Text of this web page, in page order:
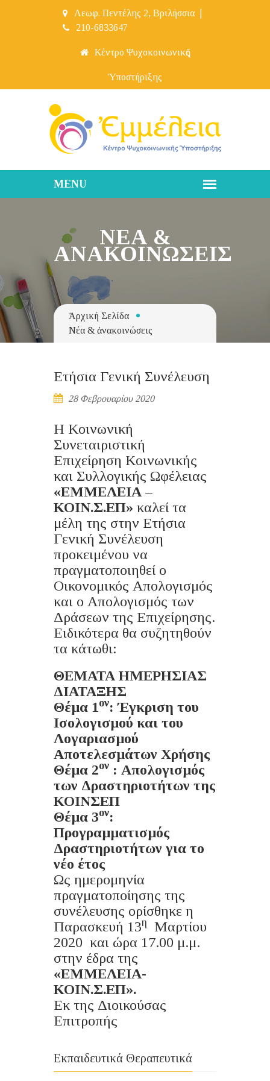
Λεωφ. Πεντέλης 2, Βριλήσσια
210-6833647
Κέντρο Ψυχοκοινωνικῆς
Ὑποστήριξης
ΝΕΑ &
ἈΝΑΚΟΙΝΩΣΕΙΣ
Ἀρχική Σελίδα
Νέα & ἀνακοινώσεις
Ετήσια Γενική Συνέλευση
28 Φεβρουαρίου 2020
H Κοινωνική
Συνεταιριστική
Επιχείρηση Κοινωνικής
και Συλλογικής Ωφέλειας
«ΕΜΜΕΛΕΙΑ –
ΚΟΙΝ.Σ.ΕΠ» καλεί τα
μέλη της στην Ετήσια
Γενική Συνέλευση
προκειμένου να
πραγματοποιηθεί ο
Οικονομικός Απολογισμός
και ο Απολογισμός των
Δράσεων της Επιχείρησης.
Ειδικότερα θα συζητηθούν
τα κάτωθι:
ΘΕΜΑΤΑ ΗΜΕΡΗΣΙΑΣ
ΔΙΑΤΑΞΗΣ
Θέμα 1 ον: Έγκριση του
Ισολογισμού και του
Λογαριασμού
Αποτελεσμάτων Χρήσης
Θέμα 2ον : Απολογισμός
των Δραστηριοτήτων της
ΚΟΙΝΣΕΠ
Θέμα 3ον:
Προγραμματισμός
Δραστηριοτήτων για το
νέο έτος
Ως ημερομηνία
πραγματοποίησης της
συνέλευσης ορίσθηκε η
Παρασκευή 13η
Μαρτίου
2020 και ώρα 17.00 μ.μ.
στην έδρα της
«ΕΜΜΕΛΕΙΑ-
ΚΟΙΝ.Σ.ΕΠ».
Εκ της Διοικούσας
Επιτροπής
Εκπαιδευτικά Θεραπευτικά